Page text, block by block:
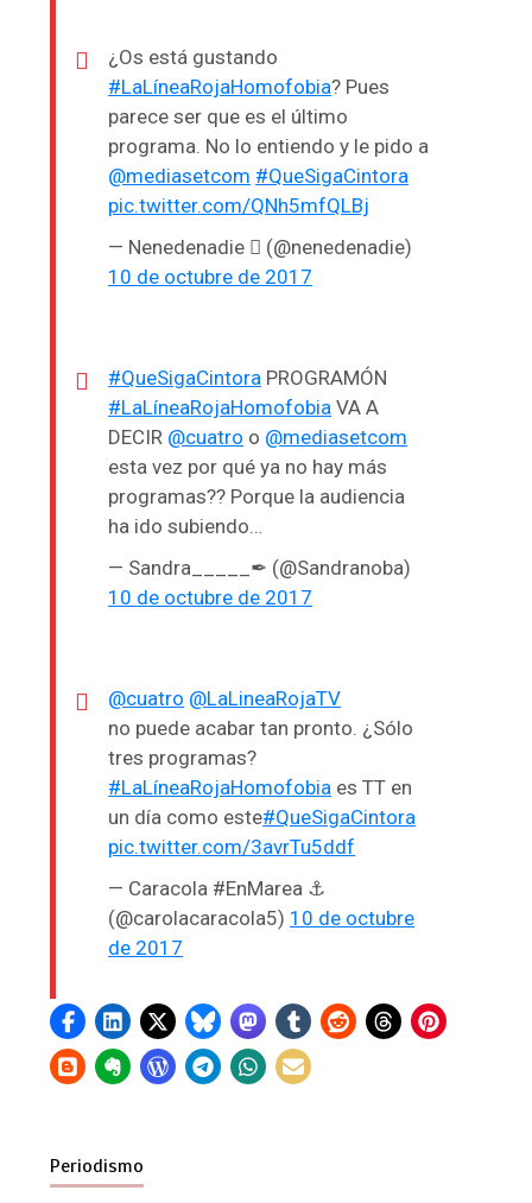
¿Os está gustando
#LaLíneaRojaHomofobia? Pues
parece ser que es el último
programa. No lo entiendo y le pido a
@mediasetcom #QueSigaCintora
pic.twitter.com/QNh5mfQLBj
— Nenedenadie  (@nenedenadie)
10 de octubre de 2017
#QueSigaCintora PROGRAMÓN
#LaLíneaRojaHomofobia VA A
DECIR @cuatro o @mediasetcom
esta vez por qué ya no hay más
programas?? Porque la audiencia
ha ido subiendo…
— Sandra_____✒ (@Sandranoba)
10 de octubre de 2017
@cuatro @LaLineaRojaTV
no puede acabar tan pronto. ¿Sólo
tres programas?
#LaLíneaRojaHomofobia es TT en
un día como este#QueSigaCintora
pic.twitter.com/3avrTu5ddf
— Caracola #EnMarea ⚓
(@carolacaracola5) 10 de octubre
de 2017
Periodismo